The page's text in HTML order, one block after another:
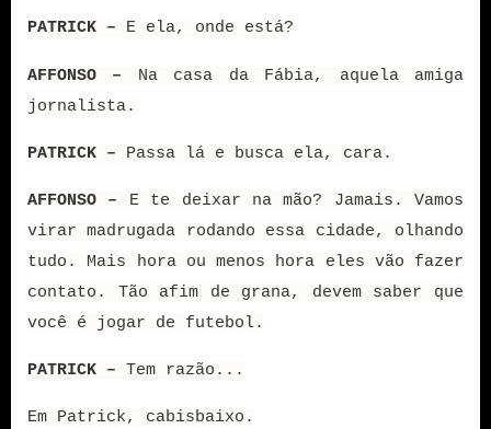
PATRICK – E ela, onde está?
AFFONSO – Na casa da Fábia, aquela amiga
jornalista.
PATRICK – Passa lá e busca ela, cara.
AFFONSO – E te deixar na mão? Jamais. Vamos
virar madrugada rodando essa cidade, olhando
tudo. Mais hora ou menos hora eles vão fazer
contato. Tão afim de grana, devem saber que
você é jogar de futebol.
PATRICK – Tem razão...
Em Patrick, cabisbaixo.